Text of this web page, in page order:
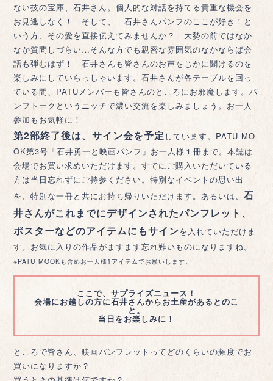
ない技の宝庫、石井さん。個人的な対話を持てる貴重な機会を
お見逃しなく！ そして、 石井さんパンフのここが好き！と
いう方、その愛を直接伝えてみませんか？ 大勢の前ではなか
なか質問しづらい…そんな方でも親密な雰囲気のなかならば会
話も弾むはず！ 石井さんも皆さんのお声をじかに聞けるのを
楽しみにしていらっしゃいます。石井さんが各テーブルを回っ
ている間、PATUメンバーも皆さんのところにお邪魔します。パ
ンフトークというニッチで濃い交流を楽しみましょう。お一人
参加もお気軽に！
第2部終了後は、サイン会を予定 しています。PATU MO
OK第3号「石井勇一と映画パンフ」お一人様１冊まで。本誌は
会場でお買い求めいただけます。すでにご購入いただいている
方は当日忘れずにご持参ください。特別なイベントの思い出
を、特別な一冊と共にお持ち帰りいただけます。あるいは、石
井さんがこれまでにデザインされたパンフレット、
ポスターなどのアイテムにもサインを入れていただけま
す。お気に入りの作品がますます忘れ難いものになりますね。
※PATU MOOKも含めお一人様1アイテムでお願いします。
ここで、サプライズニュース！
会場にお越しの方に石井さんからお土産があるとのこ
と。
当日をお楽しみに！
ところで皆さん、映画パンフレットってどのくらいの頻度でお
買いになりますか？